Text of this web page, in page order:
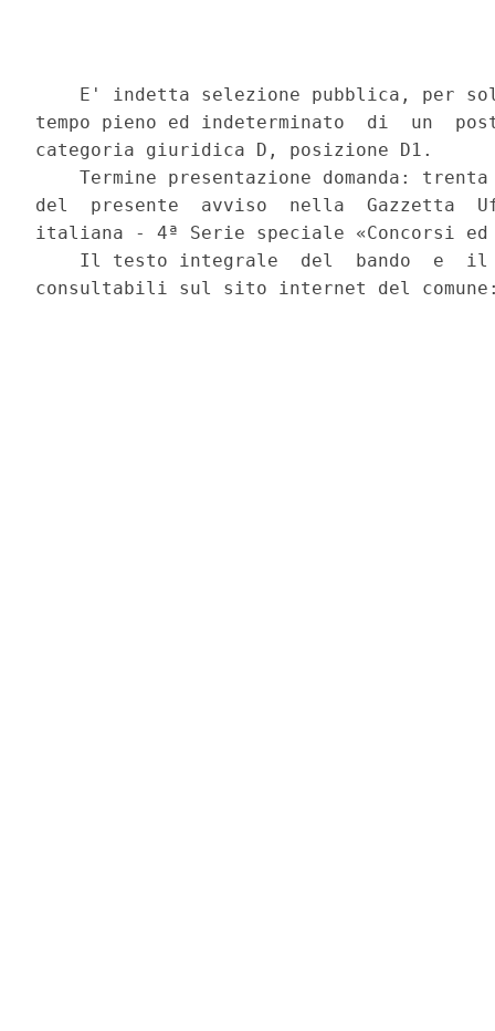
E' indetta selezione pubblica, per
tempo pieno ed indeterminato  di  un
categoria giuridica D, posizione D1.
Termine presentazione domanda:
del  presente  avviso  nella  Gazzetta
italiana - 4ª Serie speciale «Concorsi
Il testo integrale  del  bando  e
consultabili sul sito internet del comune: